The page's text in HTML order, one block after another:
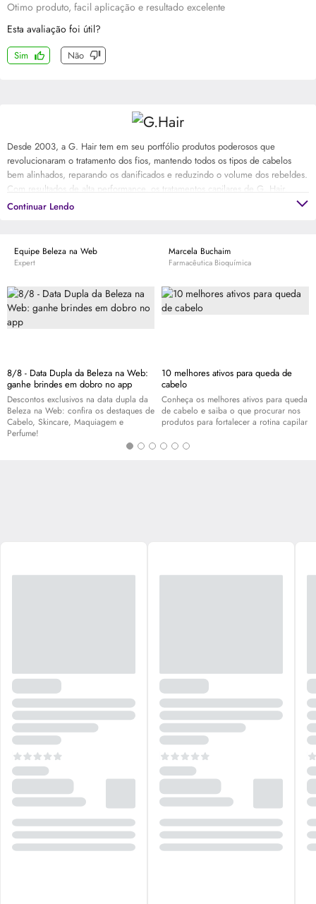
Otimo produto, facil aplicação e resultado excelente
Esta avaliação foi útil?
Sim Não
Desde 2003, a G. Hair tem em seu portfólio produtos poderosos que
revolucionaram o tratamento dos fios, mantendo todos os tipos de cabelos
bem alinhados, reparando os danificados e reduzindo o volume dos rebeldes.
Com resultados de alta performance, os tratamentos capilares de G. Hair,
como a Escova Inteligente Alemã, a Plástica dos Fios e o Tratamento
Continuar Lendo
Equipe Beleza na Web
Expert
8/8 - Data Dupla da Beleza na Web:
ganhe brindes em dobro no app
Descontos exclusivos na data dupla da
Beleza na Web: confira os destaques de
Cabelo, Skincare, Maquiagem e
Perfume!
Marcela Buchaim
Farmacêutica Bioquímica
10 melhores ativos para queda de
cabelo
Conheça os melhores ativos para queda
de cabelo e saiba o que procurar nos
produtos para fortalecer a rotina capilar